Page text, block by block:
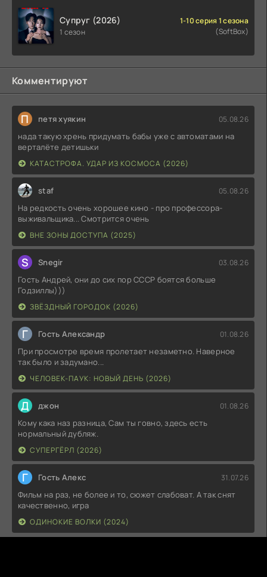
Супруг (2026)
1 сезон
1-10 серия 1 сезона
(SoftBox)
Комментируют
П петя хуякин 05.08.26
нада такую хрень придумать бабы уже с автоматами на
верталёте детишьки
КАТАСТРОФА. УДАР ИЗ КОСМОСА (2026)
staf 05.08.26
На редкость очень хорошее кино - про профессора-
выживальщика... Смотрится очень
ВНЕ ЗОНЫ ДОСТУПА (2025)
S Snegir 03.08.26
Гость Андрей, они до сих пор СССР боятся больше
Годзиллы)))
ЗВЁЗДНЫЙ ГОРОДОК (2026)
Г Гость Александр 01.08.26
При просмотре время пролетает незаметно. Наверное
так было и задумано...
ЧЕЛОВЕК-ПАУК: НОВЫЙ ДЕНЬ (2026)
Д джон 01.08.26
Кому кака наз разница, Сам ты говно, здесь есть
нормальный дубляж.
СУПЕРГЁРЛ (2026)
Г Гость Алекс 31.07.26
Фильм на раз, не более и то, сюжет слабоват. А так снят
качественно, игра
ОДИНОКИЕ ВОЛКИ (2024)